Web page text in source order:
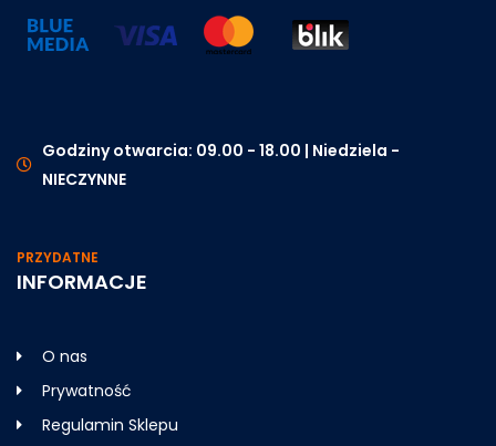
Godziny otwarcia: 09.00 - 18.00 | Niedziela -
NIECZYNNE
PRZYDATNE
INFORMACJE
O nas
Prywatność
Regulamin Sklepu